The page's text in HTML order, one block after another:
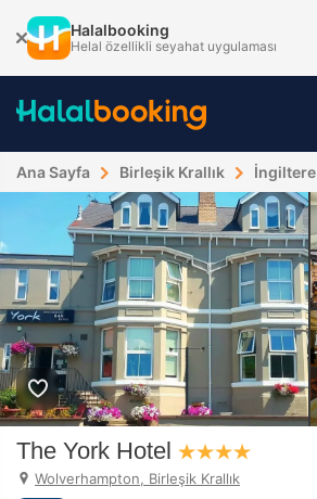
Halalbooking
Helal özellikli seyahat uygulaması
Ana Sayfa Birleşik Krallık İngiltere
The York Hotel
Wolverhampton, Birleşik Krallık